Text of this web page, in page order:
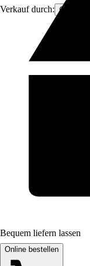
Verkauf durch: Omnidock
Bequem liefern lassen
Online bestellen